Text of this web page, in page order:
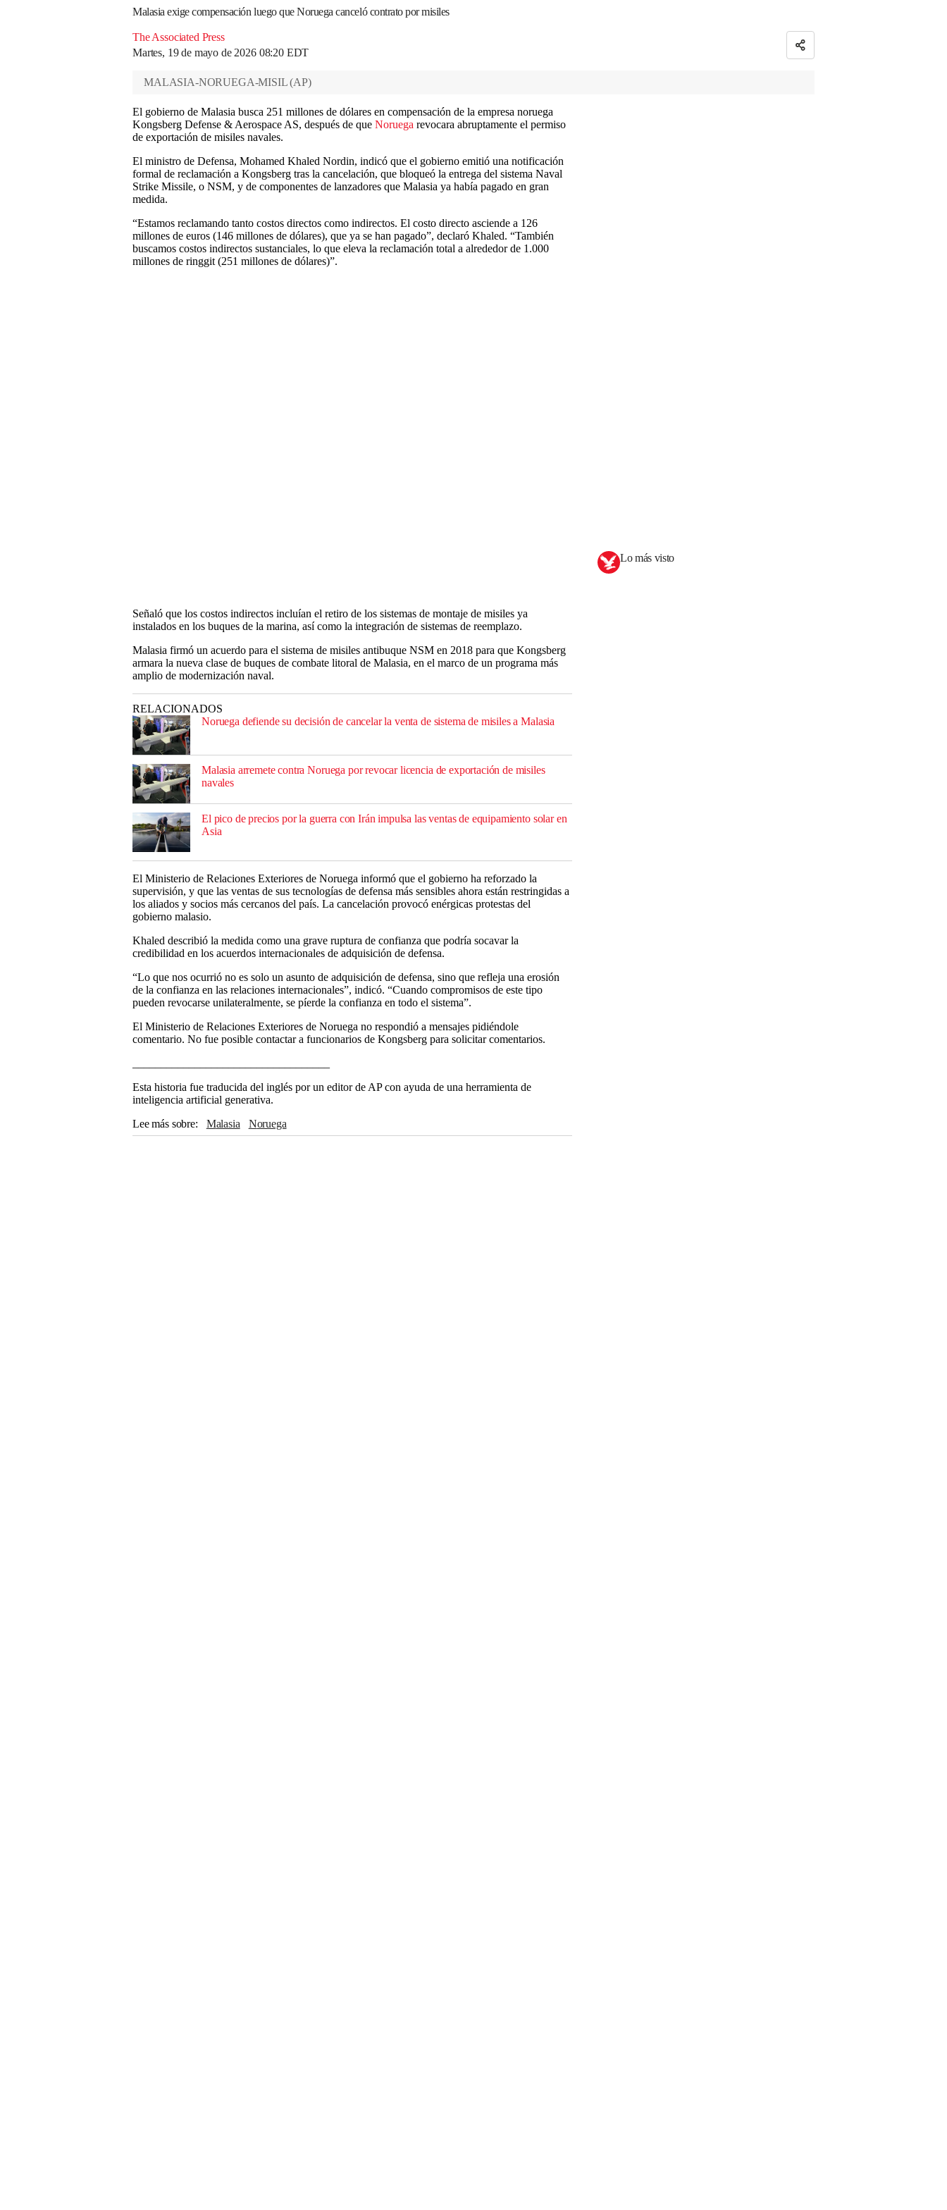
Malasia exige compensación luego que Noruega canceló contrato por misiles
The Associated Press
Martes, 19 de mayo de 2026 08:20 EDT
MALASIA-NORUEGA-MISIL (AP)
El gobierno de Malasia busca 251 millones de dólares en compensación de la empresa noruega
Kongsberg Defense & Aerospace AS, después de que Noruega revocara abruptamente el permiso
de exportación de misiles navales.
El ministro de Defensa, Mohamed Khaled Nordin, indicó que el gobierno emitió una notificación
formal de reclamación a Kongsberg tras la cancelación, que bloqueó la entrega del sistema Naval
Strike Missile, o NSM, y de componentes de lanzadores que Malasia ya había pagado en gran
medida.
“Estamos reclamando tanto costos directos como indirectos. El costo directo asciende a 126
millones de euros (146 millones de dólares), que ya se han pagado”, declaró Khaled. “También
buscamos costos indirectos sustanciales, lo que eleva la reclamación total a alrededor de 1.000
millones de ringgit (251 millones de dólares)”.
Señaló que los costos indirectos incluían el retiro de los sistemas de montaje de misiles ya
instalados en los buques de la marina, así como la integración de sistemas de reemplazo.
Malasia firmó un acuerdo para el sistema de misiles antibuque NSM en 2018 para que Kongsberg
armara la nueva clase de buques de combate litoral de Malasia, en el marco de un programa más
amplio de modernización naval.
RELACIONADOS
Noruega defiende su decisión de cancelar la venta de sistema de misiles a Malasia
Malasia arremete contra Noruega por revocar licencia de exportación de misiles
navales
El pico de precios por la guerra con Irán impulsa las ventas de equipamiento solar en
Asia
El Ministerio de Relaciones Exteriores de Noruega informó que el gobierno ha reforzado la
supervisión, y que las ventas de sus tecnologías de defensa más sensibles ahora están restringidas a
los aliados y socios más cercanos del país. La cancelación provocó enérgicas protestas del
gobierno malasio.
Khaled describió la medida como una grave ruptura de confianza que podría socavar la
credibilidad en los acuerdos internacionales de adquisición de defensa.
“Lo que nos ocurrió no es solo un asunto de adquisición de defensa, sino que refleja una erosión
de la confianza en las relaciones internacionales”, indicó. “Cuando compromisos de este tipo
pueden revocarse unilateralmente, se píerde la confianza en todo el sistema”.
El Ministerio de Relaciones Exteriores de Noruega no respondió a mensajes pidiéndole
comentario. No fue posible contactar a funcionarios de Kongsberg para solicitar comentarios.
Esta historia fue traducida del inglés por un editor de AP con ayuda de una herramienta de
inteligencia artificial generativa.
Lee más sobre
Malasia Noruega
Lo más visto